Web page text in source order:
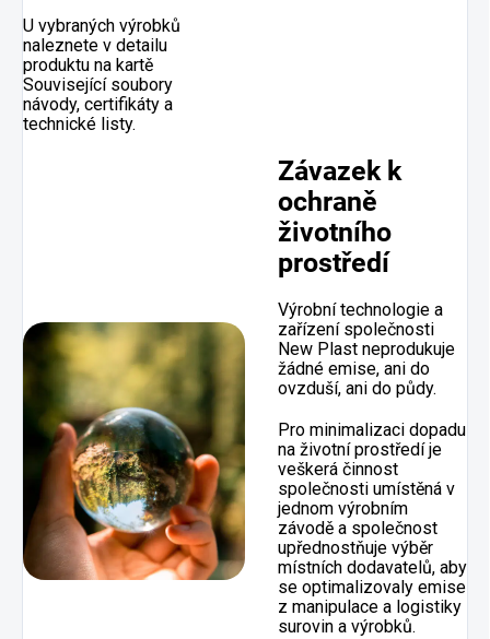
U vybraných výrobků
naleznete v detailu
produktu na kartě
Související soubory
návody, certifikáty a
technické listy.
Závazek k
ochraně
životního
prostředí
Výrobní technologie a
zařízení společnosti
New Plast neprodukuje
žádné emise, ani do
ovzduší, ani do půdy.
Pro minimalizaci dopadu
na životní prostředí je
veškerá činnost
společnosti umístěná v
jednom výrobním
závodě a společnost
upřednostňuje výběr
místních dodavatelů, aby
se optimalizovaly emise
z manipulace a logistiky
surovin a výrobků.